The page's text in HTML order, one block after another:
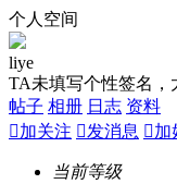
个人空间
liye
TA未填写个性签名，
帖子 相册 日志 资料
加关注 发消息 加
当前等级